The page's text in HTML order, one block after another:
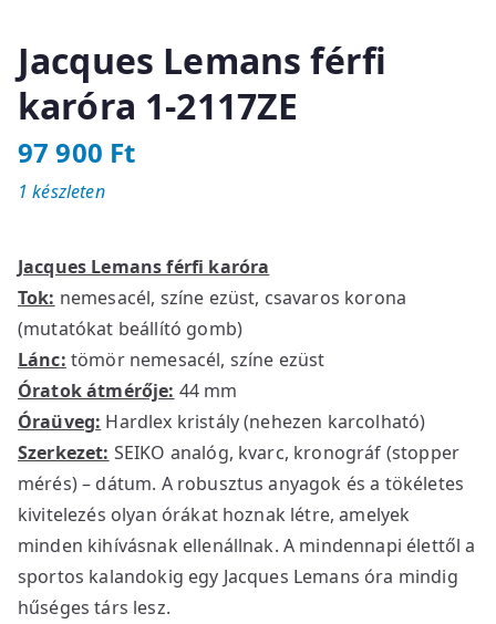
Jacques Lemans férfi
karóra 1-2117ZE
97 900 Ft
Jacques Lemans férfi karóra
Tok: nemesacél, színe ezüst, csavaros korona
(mutatókat beállító gomb)
Lánc: tömör nemesacél, színe ezüst
Óratok átmérője: 44 mm
Óraüveg: Hardlex kristály (nehezen karcolható)
Szerkezet: SEIKO analóg, kvarc, kronográf (stopper
mérés) – dátum. A robusztus anyagok és a tökéletes
kivitelezés olyan órákat hoznak létre, amelyek
minden kihívásnak ellenállnak. A mindennapi élettől a
sportos kalandokig egy Jacques Lemans óra mindig
hűséges társ lesz.
1 készleten